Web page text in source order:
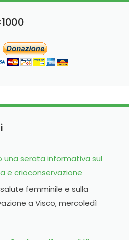
una serata informativa sul
e crioconservazione
femminile e sulla
a Visco, mercoledì